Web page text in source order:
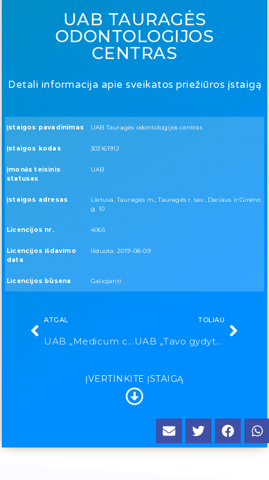
UAB TAURAGĖS
ODONTOLOGIJOS
CENTRAS
Detali informacija apie sveikatos priežiūros įstaigą
Įstaigos pavadinimas UAB Tauragės odontologijos centras
Įstaigos kodas 303161912
Įmonės teisinis
statusas
UAB
Įstaigos adresas
Lietuva, Tauragės m., Tauragės r. sav., Dariaus ir Girėno
g. 10
Licencijos nr. 4065
Licencijos išdavimo
data
Išduota: 2019-08-09
Licencijos būsena Galiojanti
ATGAL
UAB „Medicum centrum“
TOLIAU
UAB „Tavo gydytojas“
ĮVERTINKITE ĮSTAIGĄ